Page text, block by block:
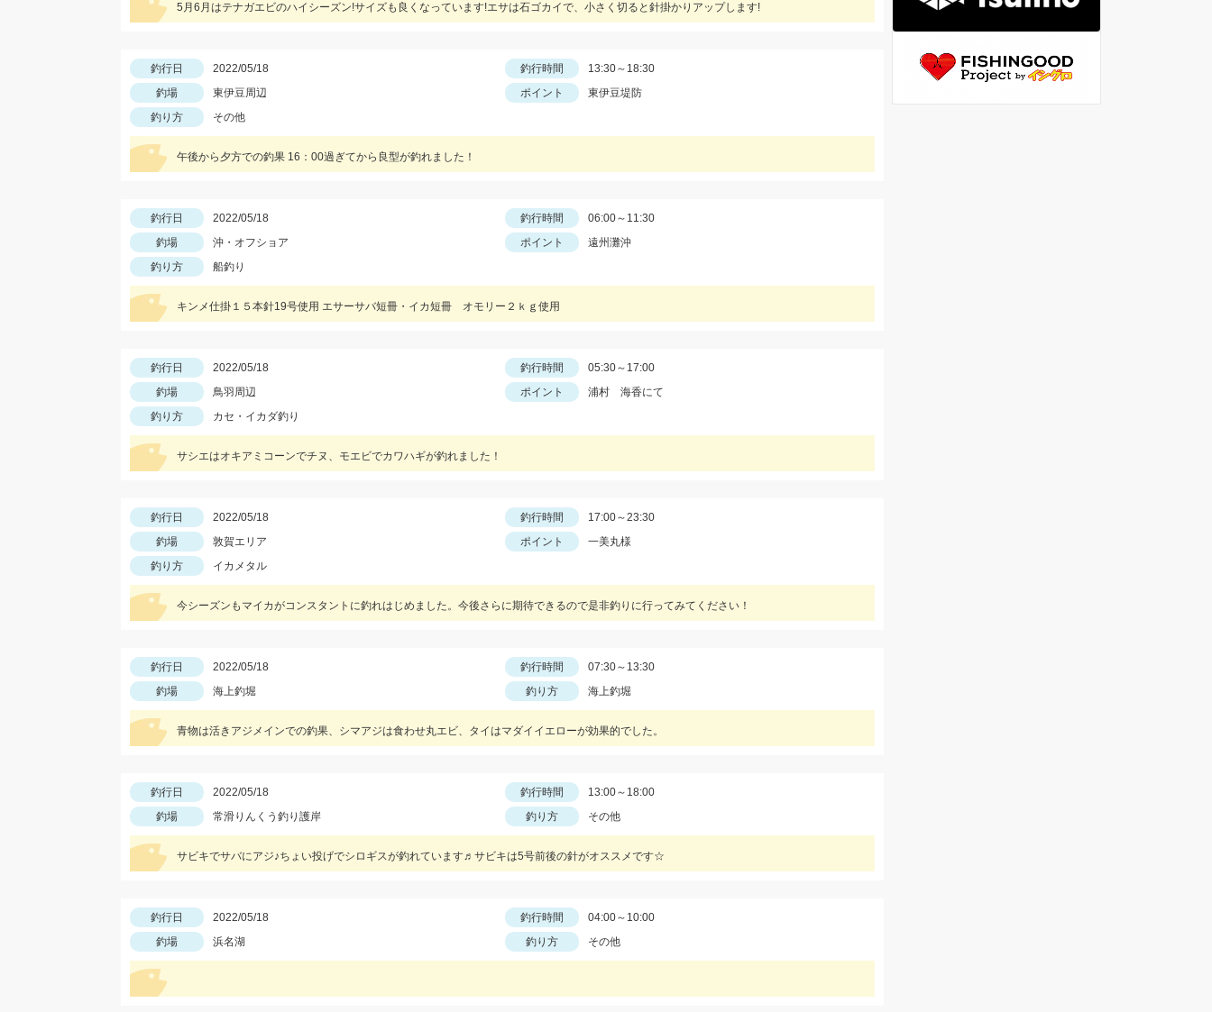
5月6月はテナガエビのハイシーズン!サイズも良くなっています!エサは石ゴカイで、小さく切ると針掛かりアップします!
釣行日 2022/05/18 釣行時間
13:30～18:30
釣場
東伊豆周辺 ポイント
東伊豆堤防
釣り方
その他
午後から夕方での釣果 16：00過ぎてから良型が釣れました！
釣行日 2022/05/18 釣行時間
06:00～11:30
釣場
沖・オフショア ポイント
遠州灘沖
釣り方
船釣り
キンメ仕掛１５本針19号使用 エサーサバ短冊・イカ短冊 オモリー２ｋｇ使用
釣行日 2022/05/18 釣行時間
05:30～17:00
釣場
鳥羽周辺 ポイント
浦村 海香にて
釣り方
カセ・イカダ釣り
サシエはオキアミコーンでチヌ、モエビでカワハギが釣れました！
釣行日 2022/05/18 釣行時間
17:00～23:30
釣場
敦賀エリア ポイント
一美丸様
釣り方
イカメタル
今シーズンもマイカがコンスタントに釣れはじめました。今後さらに期待できるので是非釣りに行ってみてください！
釣行日 2022/05/18 釣行時間
07:30～13:30
釣場
海上釣堀 釣り方 海上釣堀
青物は活きアジメインでの釣果、シマアジは食わせ丸エビ、タイはマダイイエローが効果的でした。
釣行日 2022/05/18 釣行時間
13:00～18:00
釣場
常滑りんくう釣り護岸 釣り方 その他
サビキでサバにアジ♪ちょい投げでシロギスが釣れています♬サビキは5号前後の針がオススメです☆
釣行日 2022/05/18 釣行時間
04:00～10:00
釣場
浜名湖 釣り方 その他